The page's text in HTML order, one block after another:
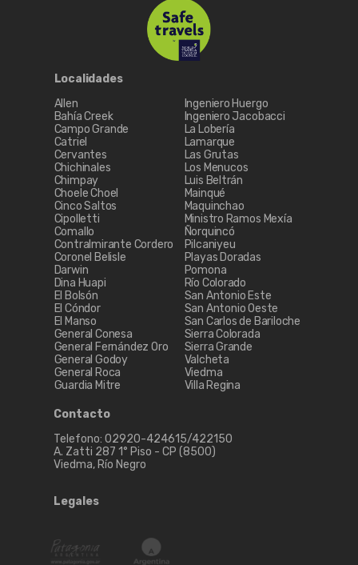
Localidades
Allen
Bahía Creek
Campo Grande
Catriel
Cervantes
Chichinales
Chimpay
Choele Choel
Cinco Saltos
Cipolletti
Comallo
Contralmirante Cordero
Coronel Belisle
Darwin
Dina Huapi
El Bolsón
El Cóndor
El Manso
General Conesa
General Fernández Oro
General Godoy
General Roca
Guardia Mitre
Ingeniero Huergo
Ingeniero Jacobacci
La Lobería
Lamarque
Las Grutas
Los Menucos
Luis Beltrán
Mainqué
Maquinchao
Ministro Ramos Mexía
Ñorquincó
Pilcaniyeu
Playas Doradas
Pomona
Río Colorado
San Antonio Este
San Antonio Oeste
San Carlos de Bariloche
Sierra Colorada
Sierra Grande
Valcheta
Viedma
Villa Regina
Contacto
Telefono: 02920-424615/422150
A. Zatti 287 1° Piso - CP (8500)
Viedma, Río Negro
Legales